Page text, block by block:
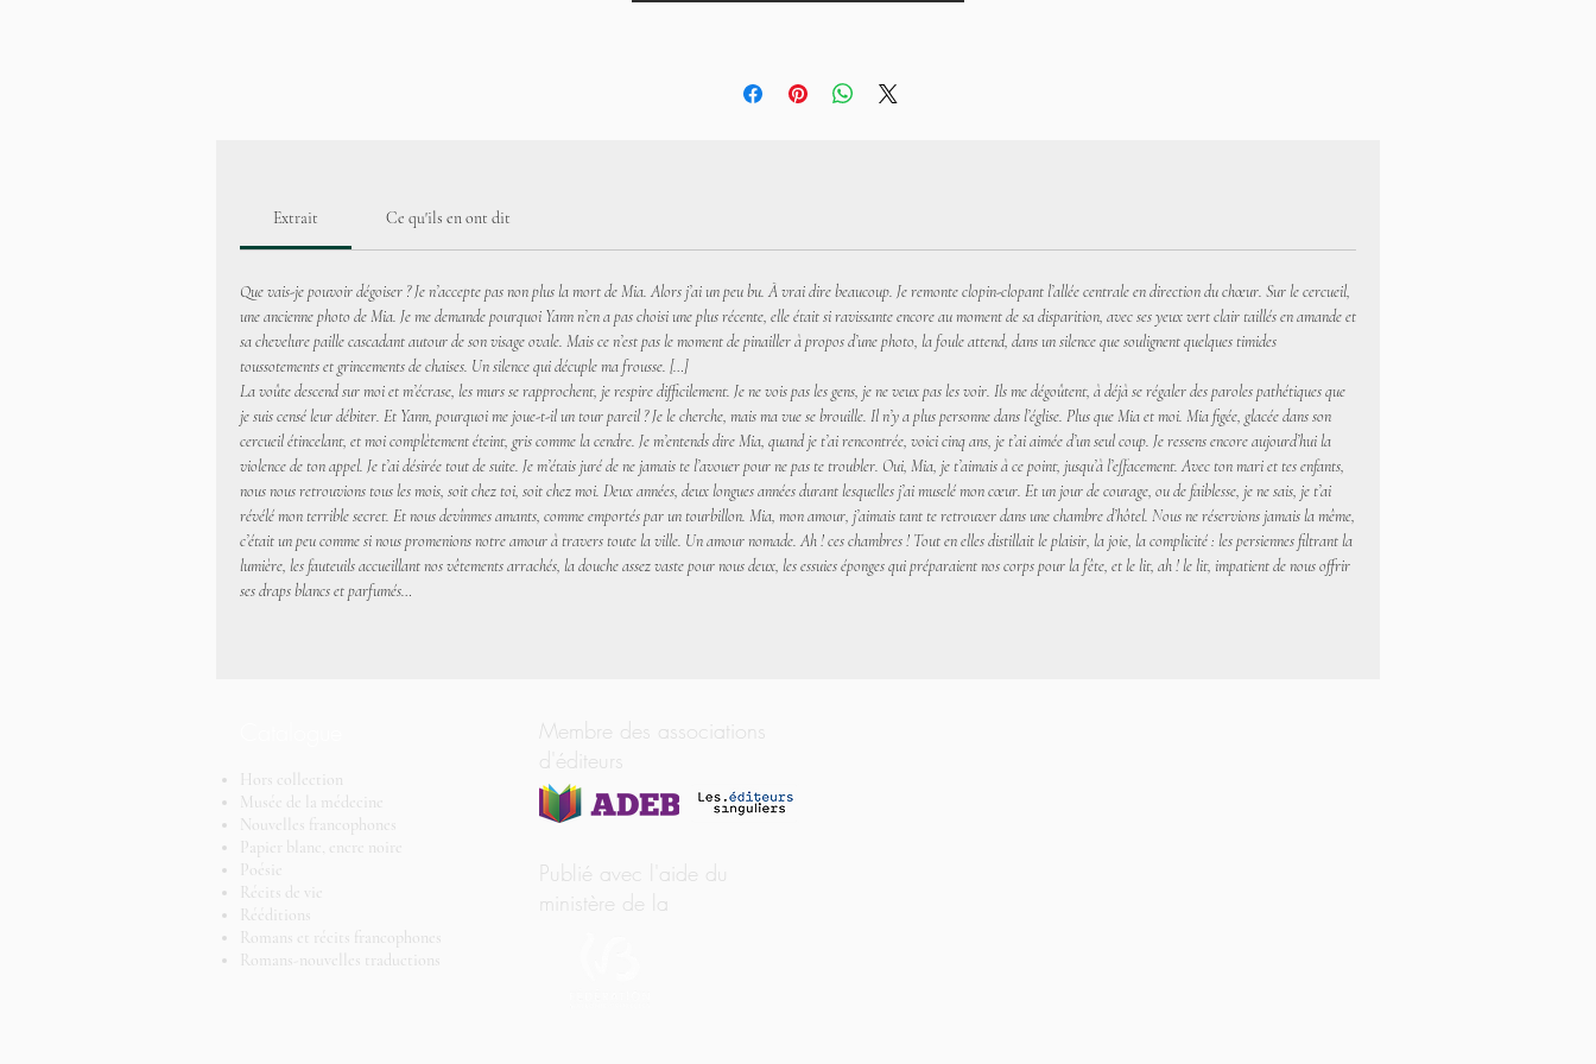
Extrait Ce qu'ils en ont dit
Que vais-je pouvoir dégoiser ? Je n’accepte pas non plus la mort de Mia. Alors j’ai un peu bu. À vrai dire beaucoup. Je remonte clopin-clopant l’allée centrale en direction du chœur. Sur le cercueil,
une ancienne photo de Mia. Je me demande pourquoi Yann n’en a pas choisi une plus récente, elle était si ravissante encore au moment de sa disparition, avec ses yeux vert clair taillés en amande et
sa chevelure paille cascadant autour de son visage ovale. Mais ce n’est pas le moment de pinailler à propos d’une photo, la foule attend, dans un silence que soulignent quelques timides
toussotements et grincements de chaises. Un silence qui décuple ma frousse. […]
La voûte descend sur moi et m’écrase, les murs se rapprochent, je respire difficilement. Je ne vois pas les gens, je ne veux pas les voir. Ils me dégoûtent, à déjà se régaler des paroles pathétiques que
je suis censé leur débiter. Et Yann, pourquoi me joue-t-il un tour pareil ? Je le cherche, mais ma vue se brouille. Il n’y a plus personne dans l’église. Plus que Mia et moi. Mia figée, glacée dans son
cercueil étincelant, et moi complètement éteint, gris comme la cendre. Je m’entends dire Mia, quand je t’ai rencontrée, voici cinq ans, je t’ai aimée d’un seul coup. Je ressens encore aujourd’hui la
violence de ton appel. Je t’ai désirée tout de suite. Je m’étais juré de ne jamais te l’avouer pour ne pas te troubler. Oui, Mia, je t’aimais à ce point, jusqu’à l’effacement. Avec ton mari et tes enfants,
nous nous retrouvions tous les mois, soit chez toi, soit chez moi. Deux années, deux longues années durant lesquelles j’ai muselé mon cœur. Et un jour de courage, ou de faiblesse, je ne sais, je t’ai
révélé mon terrible secret. Et nous devînmes amants, comme emportés par un tourbillon. Mia, mon amour, j’aimais tant te retrouver dans une chambre d’hôtel. Nous ne réservions jamais la même,
c’était un peu comme si nous promenions notre amour à travers toute la ville. Un amour nomade. Ah ! ces chambres ! Tout en elles distillait le plaisir, la joie, la complicité : les persiennes filtrant la
lumière, les fauteuils accueillant nos vêtements arrachés, la douche assez vaste pour nous deux, les essuies éponges qui préparaient nos corps pour la fête, et le lit, ah ! le lit, impatient de nous offrir
ses draps blancs et parfumés…
Hors collection
Musée de la médecine
Nouvelles francophones
Papier blanc, encre noire
Poésie
Récits de vie
Rééditions
Romans et récits francophones
Romans-nouvelles traductions
Membre des associations
d'éditeurs
Publié avec l'aide du
ministère de la